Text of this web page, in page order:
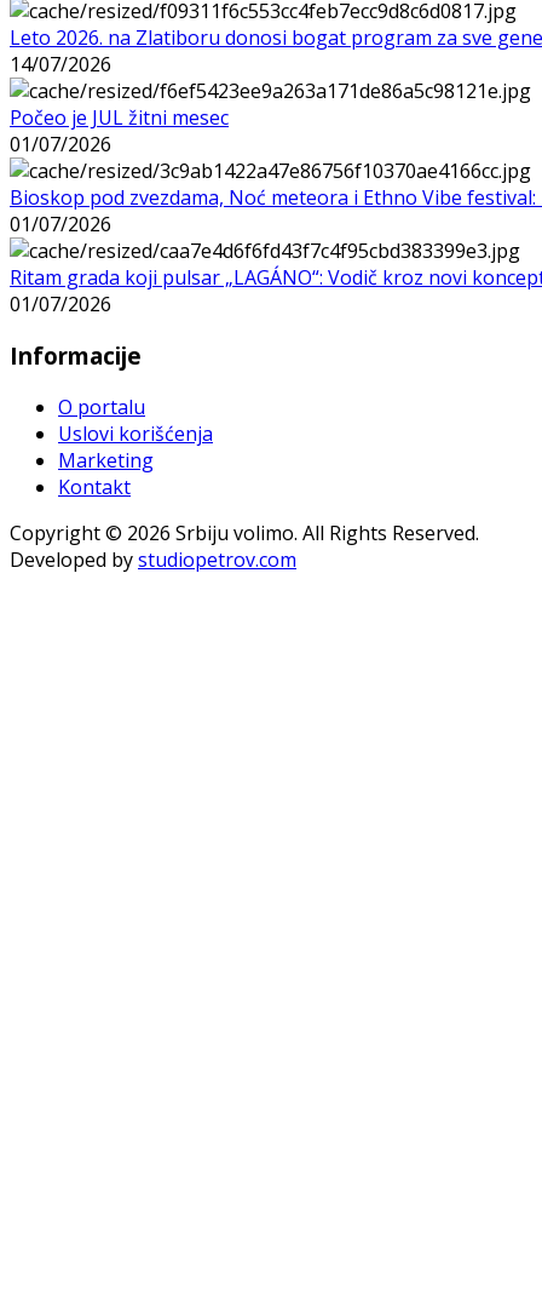
Leto 2026. na Zlatiboru donosi bogat program za sve
14/07/2026
Počeo je JUL žitni mesec
01/07/2026
Bioskop pod zvezdama, Noć meteora i Ethno Vibe
01/07/2026
Ritam grada koji pulsar „LAGÁNO“: Vodič kroz novi
01/07/2026
Informacije
O portalu
Uslovi korišćenja
Marketing
Kontakt
Copyright © 2026 Srbiju volimo. All Rights Reserved.
Developed bystudiopetrov.com